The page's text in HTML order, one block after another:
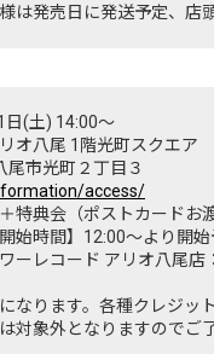
は発売日に発送予定、店
日(土) 14:00～
オ八尾 1階光町スクエア
尾市光町２丁目３
access/
特典会（ポストカードお
始時間】12:00～より開始
ーレコード アリオ八尾店
なります。各種クレジッ
対象外となりますのでご